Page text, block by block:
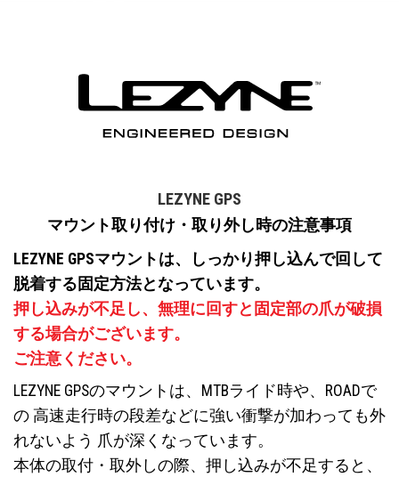
LEZYNE GPS
マウント取り付け・取り外し時の注意事項
LEZYNE GPSマウントは、しっかり押し込んで回して
脱着する固定方法となっています。
押し込みが不足し、無理に回すと固定部の爪が破損
する場合がございます。
ご注意ください。
LEZYNE GPSのマウントは、MTBライド時や、ROADで
の 高速走行時の段差などに強い衝撃が加わっても外
れないよう 爪が深くなっています。
本体の取付・取外しの際、押し込みが不足すると、